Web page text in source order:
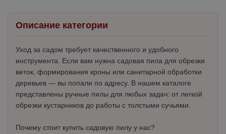
Описание категории
Уход за садом требует качественного и удобного
инструмента. Если вам нужна садовая пила для обрезки
веток, формирования кроны или санитарной обработки
деревьев — вы попали по адресу. В нашем каталоге
представлены ручные пилы для любых задач: от легкой
обрезки кустарников до работы с толстыми сучьями.
Почему стоит купить садовую пилу у нас?